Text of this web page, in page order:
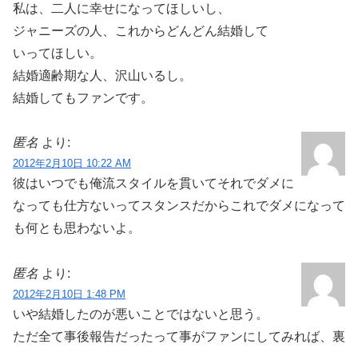
私は、二人に幸せになってほしいし、
ジャニーズの人、これからどんどん結婚して
いってほしい。
結婚適齢期な人、沢山いるし。
結婚してもファンです。
匿名 より:
2012年2月10日 10:22 AM
彼はいつでも俺流スタイルを貫いてそれでダメに
なっても仕方ないってスタンスだからこれでダメになって
も何とも思わないよ。
匿名 より:
2012年2月10日 1:48 PM
いや結婚したのが悪いことではないと思う。
ただ全て事後報告だったって事がファンにしてみれば、裏